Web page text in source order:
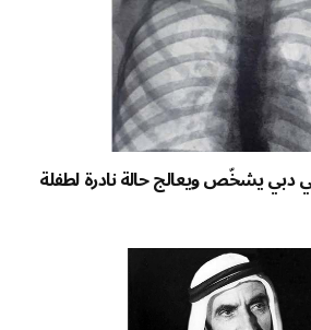
يشخّص ويعالج حالة نادرة لطفلة